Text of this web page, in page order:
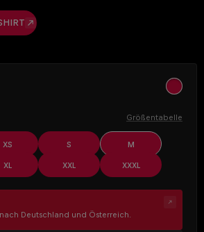
ocher
Größentabelle
XS S M
XL XXL XXXL
Deutschland und Österreich.